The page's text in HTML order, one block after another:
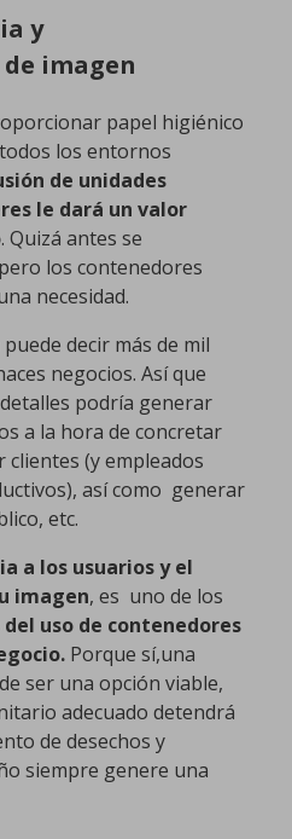
y
imagen
papel higiénico
los entornos
de unidades
le dará un valor
. Quizá antes se
los contenedores
necesidad.
decir más de mil
negocios. Así que
podría generar
a la hora de concretar
(y empleados
así como generar
etc.
a los usuarios y el
imagen, es uno de los
uso de contenedores
Porque sí,una
ser una opción viable,
adecuado detendrá
de desechos y
siempre genere una